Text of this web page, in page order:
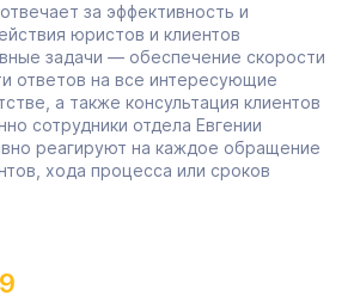
за эффективность и
юристов и клиентов
задачи — обеспечение скорости
ответов на все интересующие
а также консультация клиентов
сотрудники отдела Евгении
реагируют на каждое обращение
хода процесса или сроков